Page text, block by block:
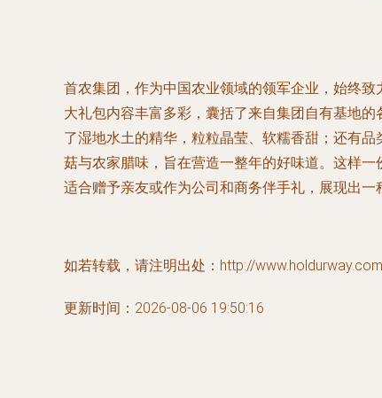
首农集团，作为中国农业领域的领军企业，始终
大礼包内容丰富多彩，囊括了来自集团自有基地
了湿地水土的精华，粒粒晶莹、软糯香甜；还有
菇与农家腊味，旨在营造一整年的好味道。这样
适合赠予亲友或作为公司和商务伴手礼，展现出一
如若转载，请注明出处：http://
更新时间：2026-08-06 19:50:16